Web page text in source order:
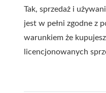
Tak, sprzedaż i
jest w pełni zgodne z
warunkiem że
licencjonowanych